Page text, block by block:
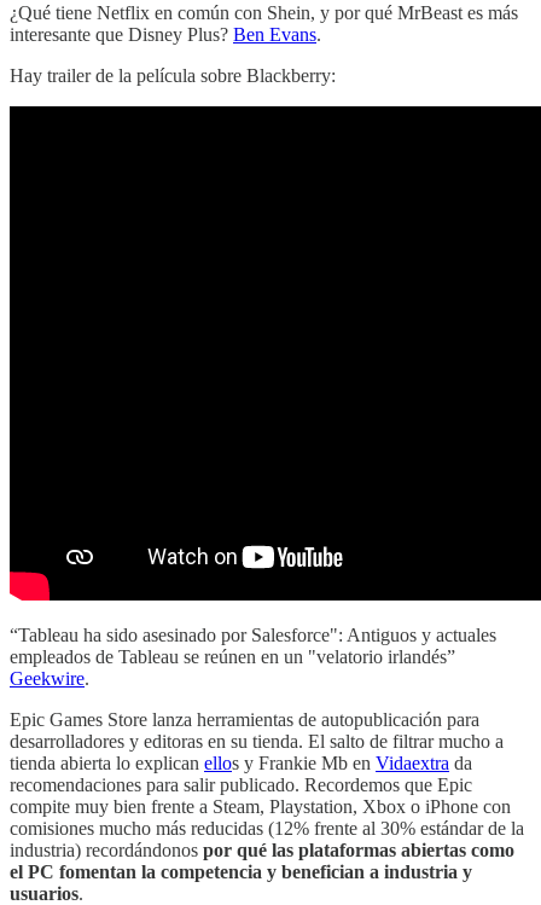
¿Qué tiene Netflix en común con Shein, y por qué MrBeast es más
interesante que Disney Plus? Ben Evans.
Hay trailer de la película sobre Blackberry:
“Tableau ha sido asesinado por Salesforce": Antiguos y actuales
empleados de Tableau se reúnen en un "velatorio irlandés”
Geekwire.
Epic Games Store lanza herramientas de autopublicación para
desarrolladores y editoras en su tienda. El salto de filtrar mucho a
tienda abierta lo explican ellos y Frankie Mb en Vidaextra da
recomendaciones para salir publicado. Recordemos que Epic
compite muy bien frente a Steam, Playstation, Xbox o iPhone con
comisiones mucho más reducidas (12% frente al 30% estándar de la
industria) recordándonos por qué las plataformas abiertas como
el PC fomentan la competencia y benefician a industria y
usuarios.